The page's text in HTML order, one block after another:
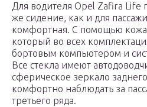
Для водителя Opel Zafira Life
же сидение, как и для
комфортная. С помощью
который во всех
бортовым компьютером и
Все стекла имеют
сферическое зеркало
комфортно наблюдать за
третьего ряда.